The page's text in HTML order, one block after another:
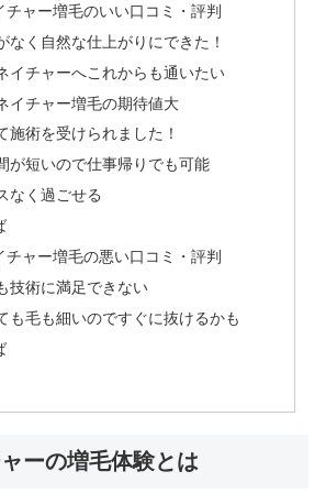
チャー増毛のいい口コミ・評判
なく自然な仕上がりにできた！
イチャーへこれからも通いたい
イチャー増毛の期待値大
施術を受けられました！
が短いので仕事帰りでも可能
なく過ごせる
チャー増毛の悪い口コミ・評判
技術に満足できない
も毛も細いのですぐに抜けるかも
ーの増毛体験とは